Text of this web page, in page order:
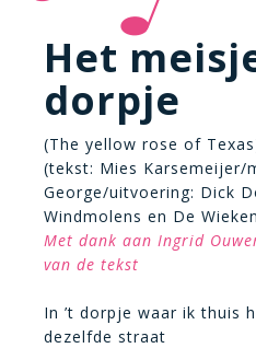
Het
dorpje
(The yellow rose of
(tekst: Mies Karsemeijer/
George/uitvoering: Dick
Windmolens en De
Met dank aan Ingrid
van de tekst
In ’t dorpje waar ik thuis
dezelfde straat